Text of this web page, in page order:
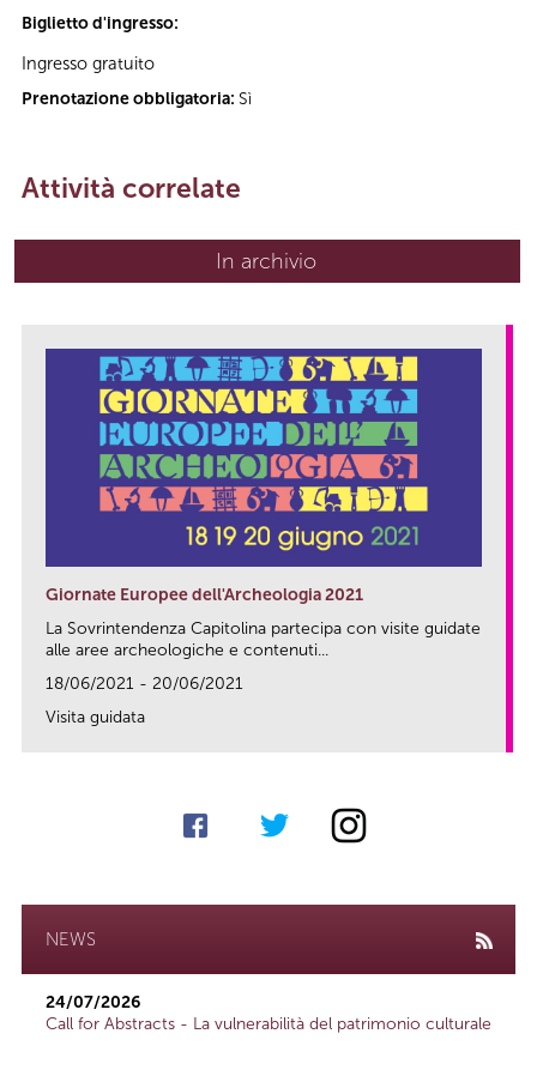
Biglietto d'ingresso:
Ingresso gratuito
Prenotazione obbligatoria: Sì
Attività correlate
In archivio
Giornate Europee dell'Archeologia 2021
La Sovrintendenza Capitolina partecipa con visite guidate
alle aree archeologiche e contenuti...
18/06/2021 - 20/06/2021
Visita guidata
NEWS
24/07/2026
Call for Abstracts - La vulnerabilità del patrimonio culturale